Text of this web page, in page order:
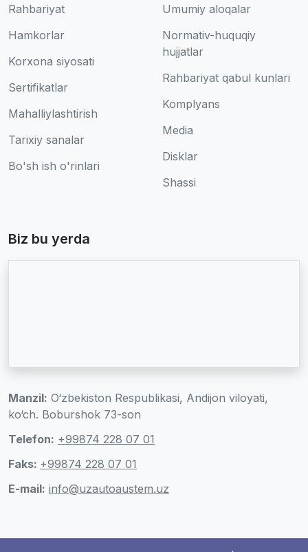
Rahbariyat
Hamkorlar
Korxona siyosati
Sertifikatlar
Mahalliylashtirish
Tarixiy sanalar
Bo'sh ish o'rinlari
Umumiy aloqalar
Normativ-huquqiy
hujjatlar
Rahbariyat qabul kunlari
Komplyans
Media
Disklar
Shassi
Biz bu yerda
Manzil: O‘zbekiston Respublikasi, Andijon viloyati,
ko‘ch. Boburshok 73-son
Telefon: +99874 228 07 01
Faks: +99874 228 07 01
E-mail: info@uzautoaustem.uz